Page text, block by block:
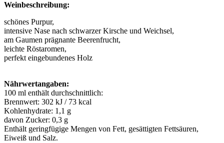
Weinbeschreibung:
schönes Purpur,
intensive Nase nach schwarzer Kirsche und Weichsel,
am Gaumen prägnante Beerenfrucht,
leichte Röstaromen,
perfekt eingebundenes Holz
Nährwertangaben:
100 ml enthält durchschnittlich:
Brennwert: 302 kJ / 73 kcal
Kohlenhydrate: 1,1 g
davon Zucker: 0,3 g
Enthält geringfügige Mengen von Fett, gesättigten Fettsäuren,
Eiweiß und Salz.